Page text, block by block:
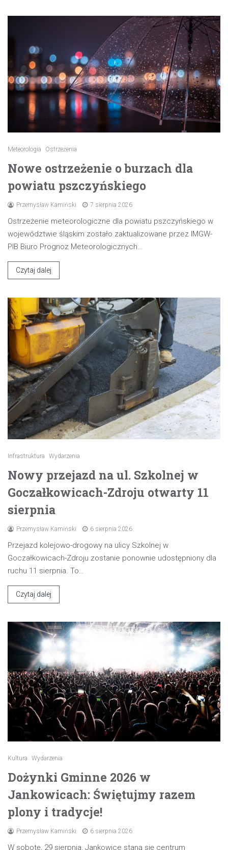
Meteorologia Ostrzeżenia
Nowe ostrzeżenie o burzach dla
powiatu pszczyńskiego
Przemysław Kamiński 7 sierpnia 2026
Ostrzeżenie meteorologiczne dla powiatu pszczyńskiego w
województwie śląskim zostało zaktualizowane przez IMGW-
PIB Biuro Prognoz Meteorologicznych…
Czytaj dalej
Infrastruktura Wydarzenia
Nowy przejazd na ul. Szkolnej w
Goczałkowicach-Zdroju otwarty 11
sierpnia
Przemysław Kamiński 6 sierpnia 2026
Przejazd kolejowo-drogowy na ulicy Szkolnej w
Goczałkowicach-Zdroju zostanie ponownie udostępniony dla
ruchu 11 sierpnia. To…
Czytaj dalej
Kultura Wydarzenia
Dożynki Gminne 2026 w
Jankowicach: Świętujmy razem
plony i tradycje!
Przemysław Kamiński 6 sierpnia 2026
W sobotę, 29 sierpnia, Jankowice staną się centrum